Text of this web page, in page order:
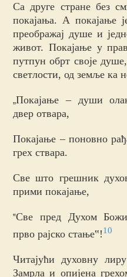
Са друге стране без
покајања. А покајање
преображај душе и
живот. Покајање у
путпун обрт своје
светлости, од земље ка
„Покајање – души
двер отвара,
Покајање – поновно
грех ствара.
Све што грешник
прими покајање,
‟Све пред Духом
прво рајско стање‟!10
Читајући духовну
Замрла и опијена